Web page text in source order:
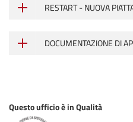
RESTART - NUOVA
DOCUMENTAZIONE DI
Questo ufficio è in Qualità